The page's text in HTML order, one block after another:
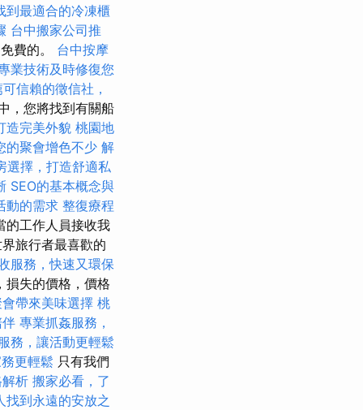
到最適合的冷凍櫃
台中搬家公司推
費的。 台中按摩
業技術及時修復您
信賴的徵信社，
，您將找到有關船
造完美外貌 桃園地
的聚會增色不少 解
選擇，打造舒適私
SEO的基本概念與
動的需求 整復療程
的工作人員接收我
旅行者最喜歡的
服務，快速又環保
損失的價格，價格
帶來美味選擇 桃
專業抓姦服務，
務，讓活動更輕鬆
更輕鬆 只有我們
析 搬家必看，了
找到永遠的安放之